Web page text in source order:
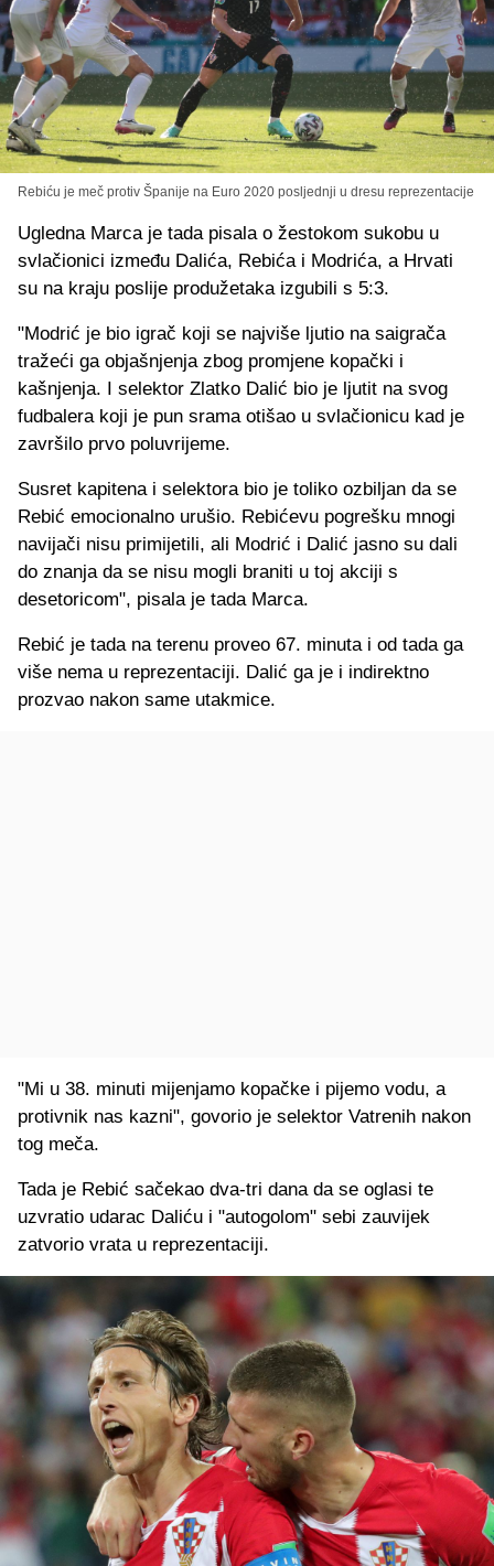
Rebiću je meč protiv Španije na Euro 2020 posljednji u dresu reprezentacije
Ugledna Marca je tada pisala o žestokom sukobu u
svlačionici između Dalića, Rebića i Modrića, a Hrvati
su na kraju poslije produžetaka izgubili s 5:3.
"Modrić je bio igrač koji se najviše ljutio na saigrača
tražeći ga objašnjenja zbog promjene kopački i
kašnjenja. I selektor Zlatko Dalić bio je ljutit na svog
fudbalera koji je pun srama otišao u svlačionicu kad je
završilo prvo poluvrijeme.
Susret kapitena i selektora bio je toliko ozbiljan da se
Rebić emocionalno urušio. Rebićevu pogrešku mnogi
navijači nisu primijetili, ali Modrić i Dalić jasno su dali
do znanja da se nisu mogli braniti u toj akciji s
desetoricom", pisala je tada Marca.
Rebić je tada na terenu proveo 67. minuta i od tada ga
više nema u reprezentaciji. Dalić ga je i indirektno
prozvao nakon same utakmice.
"Mi u 38. minuti mijenjamo kopačke i pijemo vodu, a
protivnik nas kazni", govorio je selektor Vatrenih nakon
tog meča.
Tada je Rebić sačekao dva-tri dana da se oglasi te
uzvratio udarac Daliću i "autogolom" sebi zauvijek
zatvorio vrata u reprezentaciji.